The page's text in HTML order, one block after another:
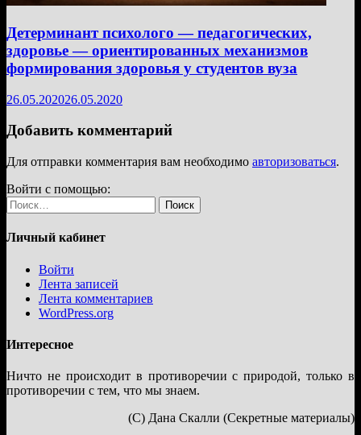
Детерминант психолого — педагогических,
здоровье — ориентированных механизмов
формирования здоровья у студентов вуза
26.05.202026.05.2020
Добавить комментарий
Для отправки комментария вам необходимо авторизоваться.
Войти с помощью:
Найти:
Личный кабинет
Войти
Лента записей
Лента комментариев
WordPress.org
Интересное
Ничто не происходит в противоречии с природой, только в
противоречии с тем, что мы знаем.
(С) Дана Скалли (Секретные материалы)